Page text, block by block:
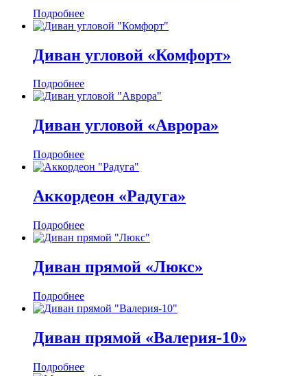
Подробнее
Диван угловой «Комфорт»
Подробнее
Диван угловой «Аврора»
Подробнее
Аккордеон «Радуга»
Подробнее
Диван прямой «Люкс»
Подробнее
Диван прямой «Валерия-10»
Подробнее